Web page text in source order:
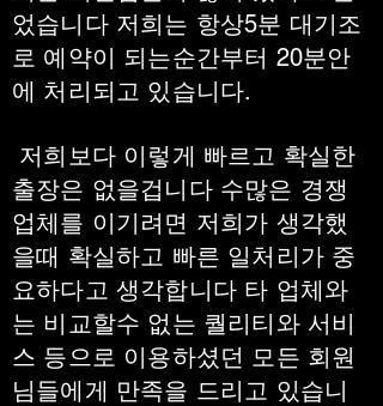
었습니다 저희는 항상5분 대기조
로 예약이 되는순간부터 20분안
에 처리되고 있습니다.
저희보다 이렇게 빠르고 확실한
출장은 없을겁니다 수많은 경쟁
업체를 이기려면 저희가 생각했
을때 확실하고 빠른 일처리가 중
요하다고 생각합니다 타 업체와
는 비교할수 없는 퀄리티와 서비
스 등으로 이용하셨던 모든 회원
님들에게 만족을 드리고 있습니